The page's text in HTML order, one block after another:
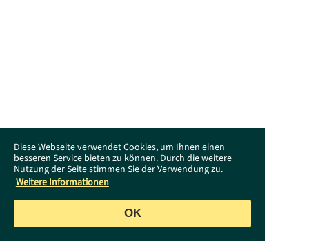
Diese Webseite verwendet Cookies, um Ihnen einen
besseren Service bieten zu können. Durch die weitere
Nutzung der Seite stimmen Sie der Verwendung zu.
Weitere Informationen
OK